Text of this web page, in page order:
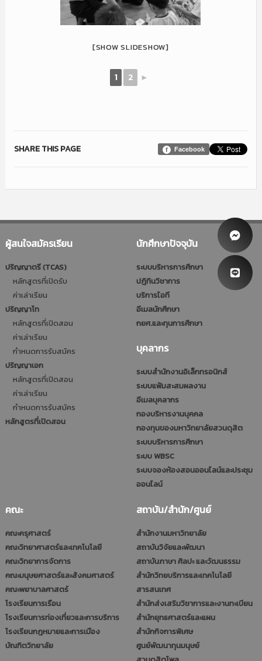
[SHOW SLIDESHOW]
1 2 ►
Facebook
SHARE THIS PAGE
ผู้สนใจสมัครเรียน
ปริญญาตรี (TCAS)
หลักสูตรที่เปิดรับ
ค่าเล่าเรียน
ปริญญาโท
หลักสูตรที่เปิดสอน
ค่าเล่าเรียน
กำหนดการรับสมัคร
ปริญญาเอก
หลักสูตรที่เปิดสอน
ค่าเล่าเรียน
กำหนดการรับสมัคร
หลักสูตรที่เปิดสอน
นักศึกษาปัจจุบัน
ระบบบริหารการศึกษา
ปฎิทินวิชาการ
บริการไอที
อีเมลนักศึกษา
กยศ.และทุนการศึกษา
บุคลากร
ระบบสำนักงานอิเล็กทรอนิกส์
ระบบแฟ้มสะสมผลงาน
อีเมลบุคลากร
กองบริหารงานบุคคล
กองทุนของมหาวิทยาลัยสวนดุสิต
ระบบบริหารการศึกษา
ระบบ WBSC
ระบบจองห้องสอนออนไลน์และประชุม
ออนไลน์
คณะ
คณะครุศาสตร์
คณะวิทยาศาสตร์และเทคโนโลยี
คณะวิทยาการจัดการ
คณะมนุษยศาสตร์และสังคมศาสตร์
คณะพยาบาลศาสตร์
โรงเรียนการเรือน
โรงเรียนการท่องเที่ยวและการบริการ
โรงเรียนกฎหมายและการเมือง
บัณฑิตวิทยาลัย
สถาบัน/สำนัก/ศูนย์
สำนักงานมหาวิทยาลัย
สถาบันวิจัยและพัฒนา
สถาบันภาษา ศิลปะ และวัฒนธรรม
สำนักวิทยบริการและเทคโนโลยี
สารสนเทศ
สำนักส่งเสริมวิชาการและงานทะเบียน
สำนักยุทธศาสตร์และแผน
สำนักกิจการพิเศษ
ศูนย์พัฒนาทุนมนุษย์